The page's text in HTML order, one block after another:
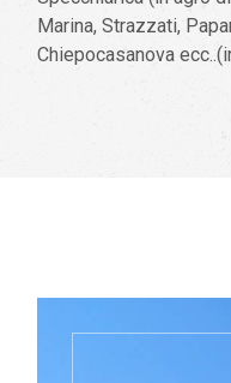
Marina, Strazzati,
Chiepocasanova